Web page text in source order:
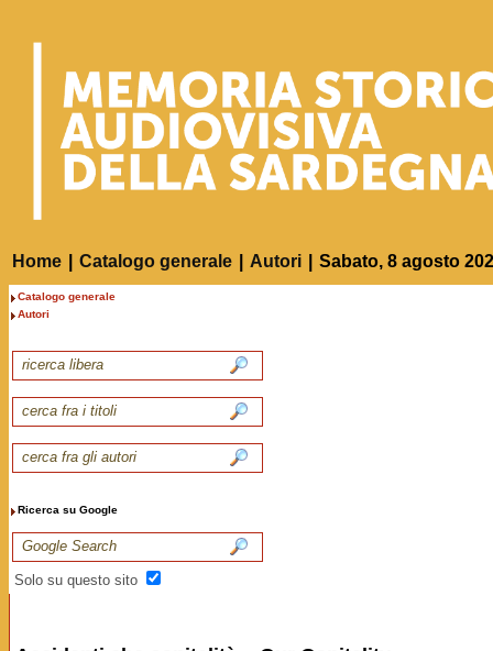
Home Catalogo generale Autori Sabato, 8 agosto
Catalogo generale
Autori
Ricerca su Google
Solo su questo sito